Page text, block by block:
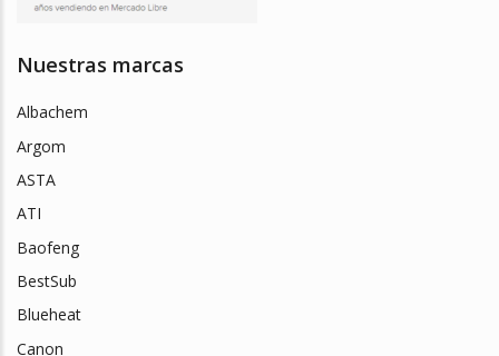
Nuestras marcas
Albachem
Argom
ASTA
ATI
Baofeng
BestSub
Blueheat
Canon